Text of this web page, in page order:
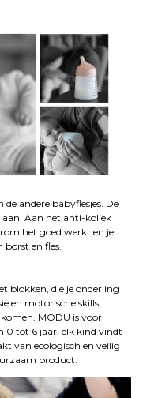
andere babyflesjes. De
Aan het anti-koliek
het goed werkt en je
en fles.
blokken, die je onderling
en motorische skills
MODU is voor
0 tot 6 jaar, elk kind vindt
van ecologisch en veilig
product.